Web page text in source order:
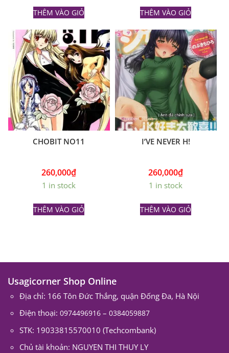
THÊM VÀO GIỎ THÊM VÀO GIỎ
CHOBIT NO11
260,000₫
1 in stock
THÊM VÀO GIỎ
I’VE NEVER H!
260,000₫
1 in stock
THÊM VÀO GIỎ
Usagicorner Shop Online
Địa chỉ: 166 Tôn Đức Thắng, quận Đống Đa, Hà Nội
Điện thoại: 0974496916 – 0384059887
STK: 19033815570010 (Techcombank)
Chủ tài khoản: NGUYEN THI THUY LY